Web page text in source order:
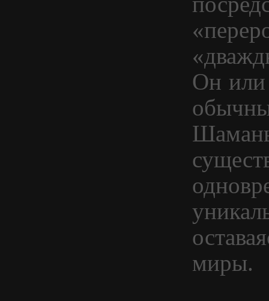
Он или
миры.